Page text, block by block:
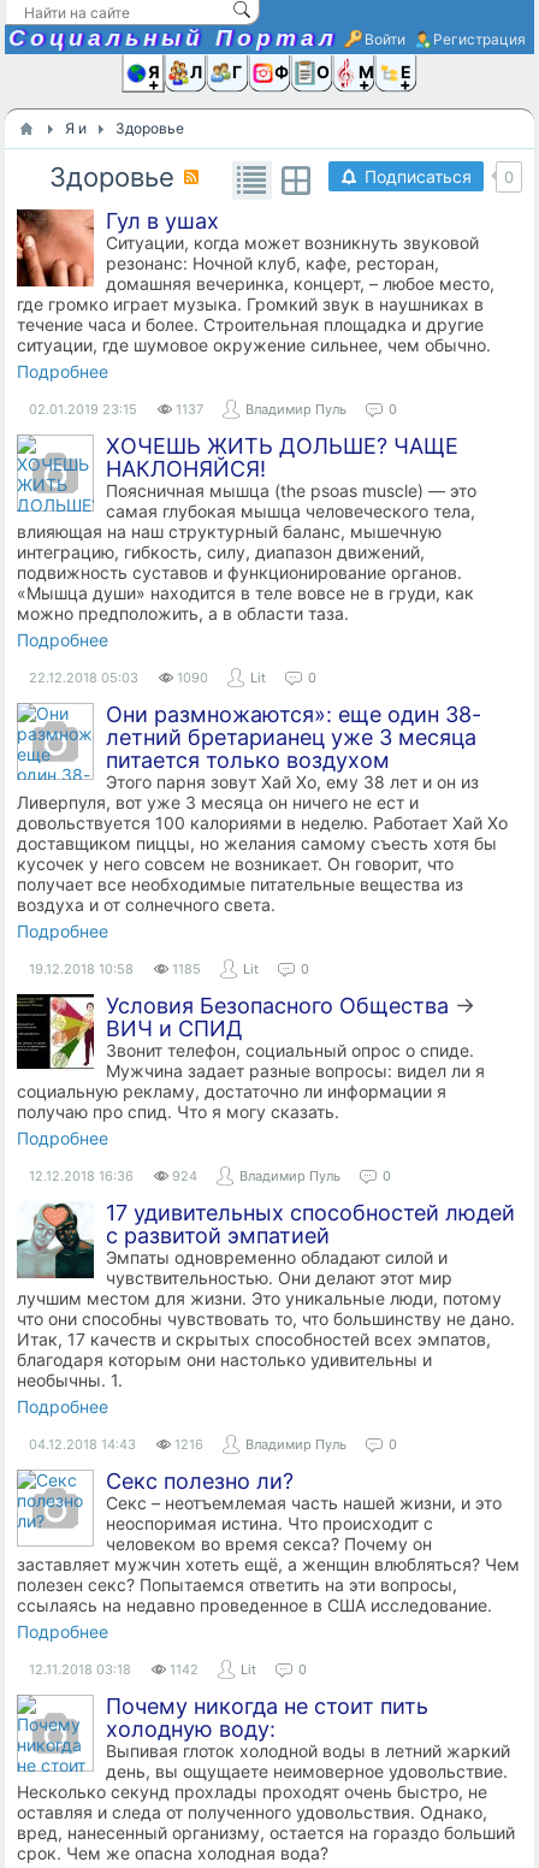
Социальный Портал Войти Регистрация
Я иЛюди
Группы
Фото Ещё
Я и Здоровье
Подписаться 0
Здоровье
Гул в ушах
Ситуации, когда может возникнуть звуковой
резонанс: Ночной клуб, кафе, ресторан,
домашняя вечеринка, концерт, – любое место,
где громко играет музыка. Громкий звук в наушниках в
течение часа и более. Строительная площадка и другие
ситуации, где шумовое окружение сильнее, чем обычно.
Подробнее
02.01.2019 23:15 1137 Владимир Пуль 0
ХОЧЕШЬ ЖИТЬ ДОЛЬШЕ? ЧАЩЕ
НАКЛОНЯЙСЯ!
Поясничная мышца (the psoas muscle) — это
самая глубокая мышца человеческого тела,
влияющая на наш структурный баланс, мышечную
интеграцию, гибкость, силу, диапазон движений,
подвижность суставов и функционирование органов.
«Мышца души» находится в теле вовсе не в груди, как
можно предположить, а в области таза.
Подробнее
22.12.2018 05:03 1090 Lit 0
Они размножаются»: еще один 38-
летний бретарианец уже 3 месяца
питается только воздухом
Этого парня зовут Хай Хо, ему 38 лет и он из
Ливерпуля, вот уже 3 месяца он ничего не ест и
довольствуется 100 калориями в неделю. Работает Хай Хо
доставщиком пиццы, но желания самому съесть хотя бы
кусочек у него совсем не возникает. Он говорит, что
получает все необходимые питательные вещества из
воздуха и от солнечного света.
Подробнее
19.12.2018 10:58 1185 Lit 0
Условия Безопасного Общества →
ВИЧ и СПИД
Звонит телефон, социальный опрос о спиде.
Мужчина задает разные вопросы: видел ли я
социальную рекламу, достаточно ли информации я
получаю про спид. Что я могу сказать.
Подробнее
12.12.2018 16:36 924 Владимир Пуль 0
17 удивительных способностей людей
с развитой эмпатией
Эмпаты одновременно обладают силой и
чувствительностью. Они делают этот мир
лучшим местом для жизни. Это уникальные люди, потому
что они способны чувствовать то, что большинству не дано.
Итак, 17 качеств и скрытых способностей всех эмпатов,
благодаря которым они настолько удивительны и
необычны. 1.
Подробнее
04.12.2018 14:43 1216 Владимир Пуль 0
Секс полезно ли?
Секс – неотъемлемая часть нашей жизни, и это
неоспоримая истина. Что происходит с
человеком во время секса? Почему он
заставляет мужчин хотеть ещё, а женщин влюбляться? Чем
полезен секс? Попытаемся ответить на эти вопросы,
ссылаясь на недавно проведенное в США исследование.
Подробнее
12.11.2018 03:18 1142 Lit 0
Почему никогда не стоит пить
холодную воду:
Выпивая глоток холодной воды в летний жаркий
день, вы ощущаете неимоверное удовольствие.
Несколько секунд прохлады проходят очень быстро, не
оставляя и следа от полученного удовольствия. Однако,
вред, нанесенный организму, остается на гораздо больший
срок. Чем же опасна холодная вода?